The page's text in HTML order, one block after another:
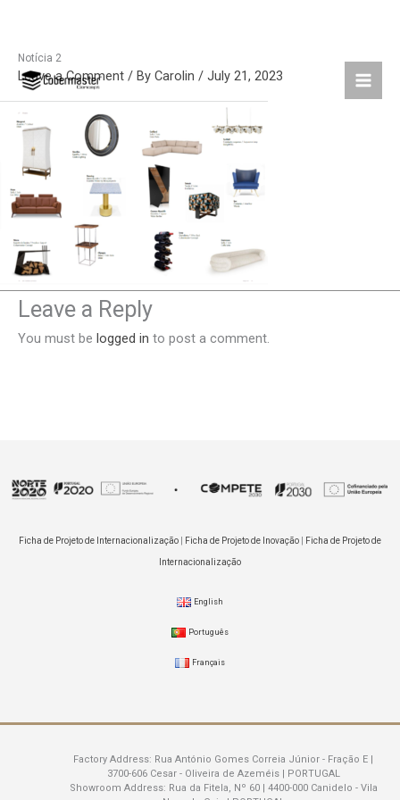
Skip
content
Notícia 2
Leave a Comment / By Carolin / July 21, 2023
Leave a Reply
You must be logged in to post a comment.
Ficha de Projeto de Internacionalização Ficha de Projeto de Inovação Ficha de Projeto de
Internacionalização
English
Português
Français
Factory Address: Rua António Gomes Correia Júnior - Fração E |
3700-606 Cesar - Oliveira de Azeméis | PORTUGAL
Showroom Address: Rua da Fitela, Nº 60 | 4400-000 Canidelo - Vila